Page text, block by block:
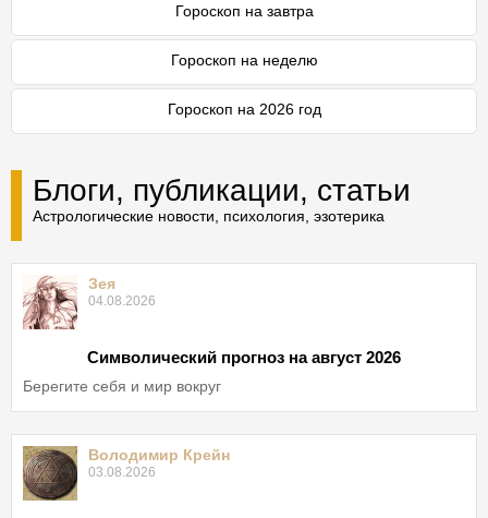
Гороскоп на завтра
Гороскоп на неделю
Гороскоп на 2026 год
Блоги, публикации, статьи
Астрологические новости, психология, эзотерика
Зея
04.08.2026
Символический прогноз на август 2026
Берегите себя и мир вокруг
Володимир Крейн
03.08.2026